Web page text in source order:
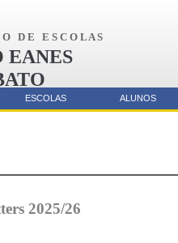
O D E E S C O L A S
EANES
2025/26
ESCOLAS ALUNOS